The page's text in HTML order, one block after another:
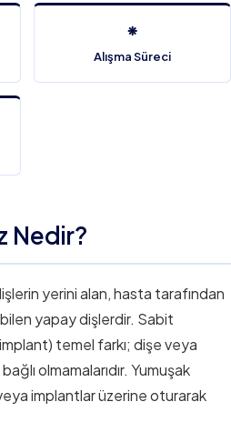
❋
Alışma Süreci
Nedir?
yerini alan, hasta tarafından
yapay dişlerdir. Sabit
temel farkı; dişe veya
olmamalarıdır. Yumuşak
implantlar üzerine oturarak